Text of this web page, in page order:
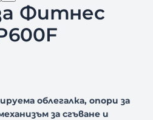
Фитнес
облегалка, опори за
за сгъване и